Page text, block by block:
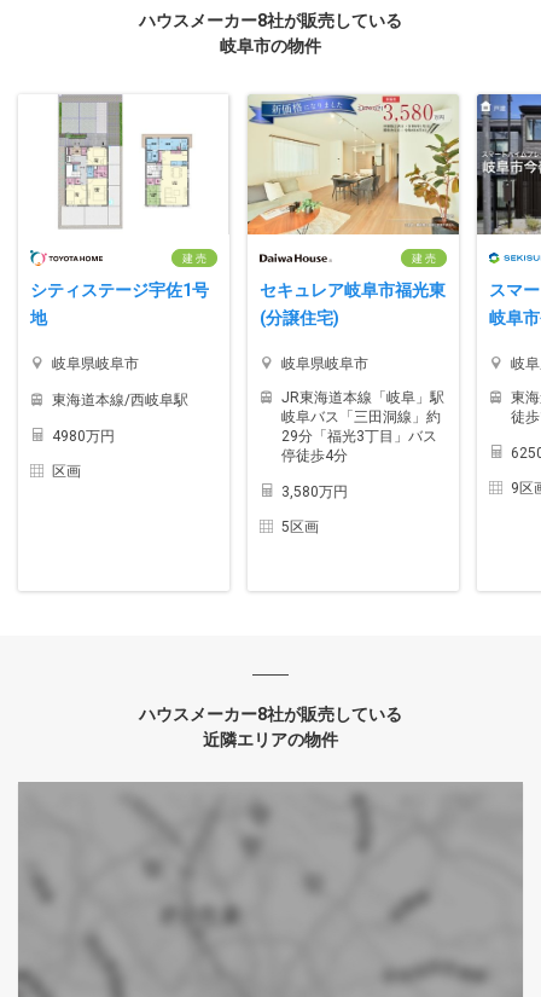
ハウスメーカー8社が販売している
岐阜市の物件
建 売
シティステージ宇佐1号
地
岐阜県岐阜市
東海道本線/西岐阜駅
4980万円
区画
建 売
セキュレア岐阜市福光東
(分譲住宅)
岐阜県岐阜市
JR東海道本線「岐阜」駅
岐阜バス「三田洞線」約
29分「福光3丁目」バス
停徒歩4分
3,580万円
5区画
スマ
岐阜
岐
東
徒
9区
ハウスメーカー8社が販売している
近隣エリアの物件